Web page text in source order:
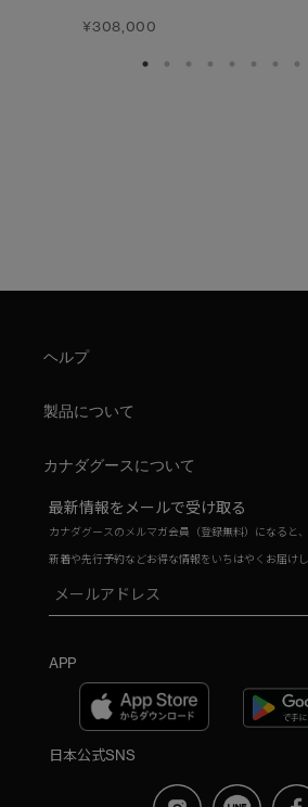
¥308,000
ヘルプ
製品について
カナダグースについて
最新情報をメールで受け取る
カナダグースのメルマガ会員（登録無料）になると、
新着や先行予約などお得な情報をいちはやくお届けし
APP
日本公式SNS